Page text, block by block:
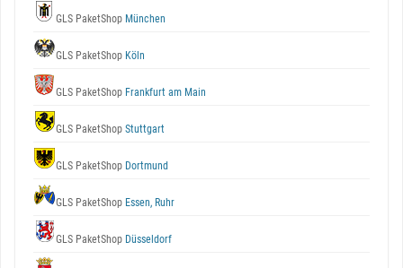
GLS PaketShop München
GLS PaketShop Köln
GLS PaketShop Frankfurt am Main
GLS PaketShop Stuttgart
GLS PaketShop Dortmund
GLS PaketShop Essen, Ruhr
GLS PaketShop Düsseldorf